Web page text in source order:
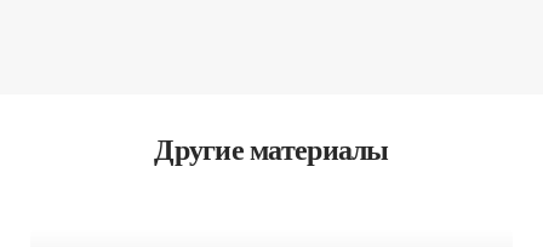
Другие материалы